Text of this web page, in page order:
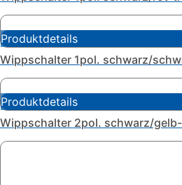
Produktdetails
Wippschalter 1pol. schwarz/
Produktdetails
Wippschalter 2pol. schwarz/